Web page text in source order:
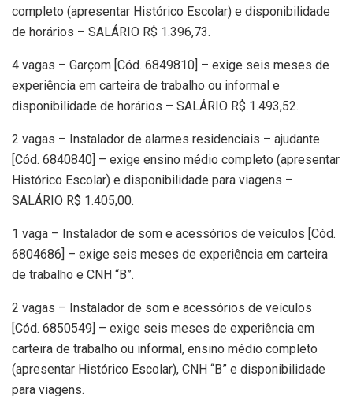
completo (apresentar Histórico Escolar) e disponibilidade
de horários – SALÁRIO R$ 1.396,73.
4 vagas – Garçom [Cód. 6849810] – exige seis meses de
experiência em carteira de trabalho ou informal e
disponibilidade de horários – SALÁRIO R$ 1.493,52.
2 vagas – Instalador de alarmes residenciais – ajudante
[Cód. 6840840] – exige ensino médio completo (apresentar
Histórico Escolar) e disponibilidade para viagens –
SALÁRIO R$ 1.405,00.
1 vaga – Instalador de som e acessórios de veículos [Cód.
6804686] – exige seis meses de experiência em carteira
de trabalho e CNH “B”.
2 vagas – Instalador de som e acessórios de veículos
[Cód. 6850549] – exige seis meses de experiência em
carteira de trabalho ou informal, ensino médio completo
(apresentar Histórico Escolar), CNH “B” e disponibilidade
para viagens.